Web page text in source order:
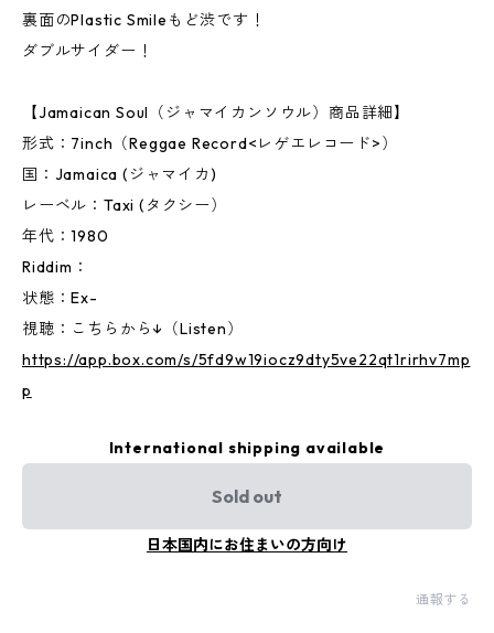
裏面のPlastic Smileもど渋です！
ダブルサイダー！
【Jamaican Soul（ジャマイカンソウル）商品詳細】
形式：7inch（Reggae Record<レゲエレコード>）
国：Jamaica (ジャマイカ)
レーベル：Taxi (タクシー）
年代：1980
Riddim：
状態：Ex-
視聴：こちらから↓（Listen）
https://app.box.com/s/5fd9w19iocz9dty5ve22qt1rirhv7mp
p
International shipping available
Sold out
日本国内にお住まいの方向け
通報する